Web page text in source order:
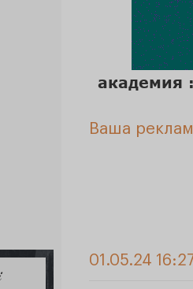
академия
Ваша
01.05.24